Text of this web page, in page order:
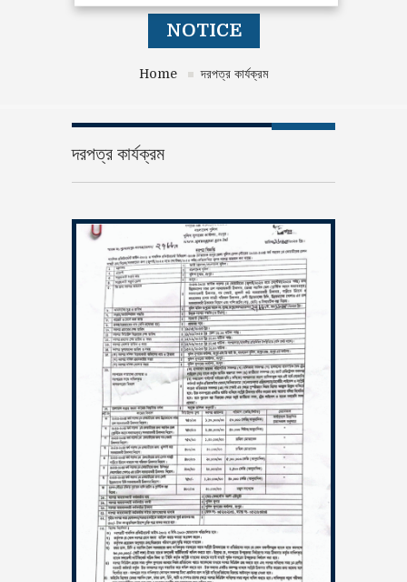
NOTICE
Home দরপত্র কার্যক্রম
দরপত্র কার্যক্রম